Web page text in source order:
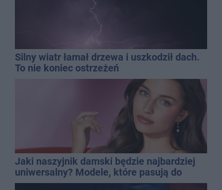
Silny wiatr łamał drzewa i uszkodził dach.
To nie koniec ostrzeżeń
Jaki naszyjnik damski będzie najbardziej
uniwersalny? Modele, które pasują do
wielu stylizacji